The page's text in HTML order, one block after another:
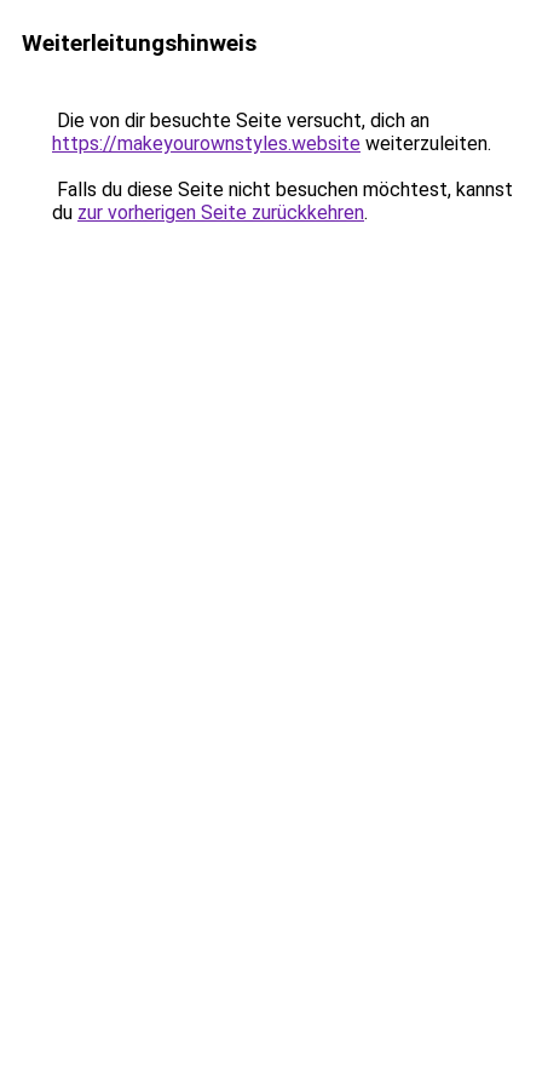
Weiterleitungshinweis
Die von dir besuchte Seite versucht, dich an
https://makeyourownstyles.website weiterzuleiten.
Falls du diese Seite nicht besuchen möchtest, kannst
du zur vorherigen Seite zurückkehren.